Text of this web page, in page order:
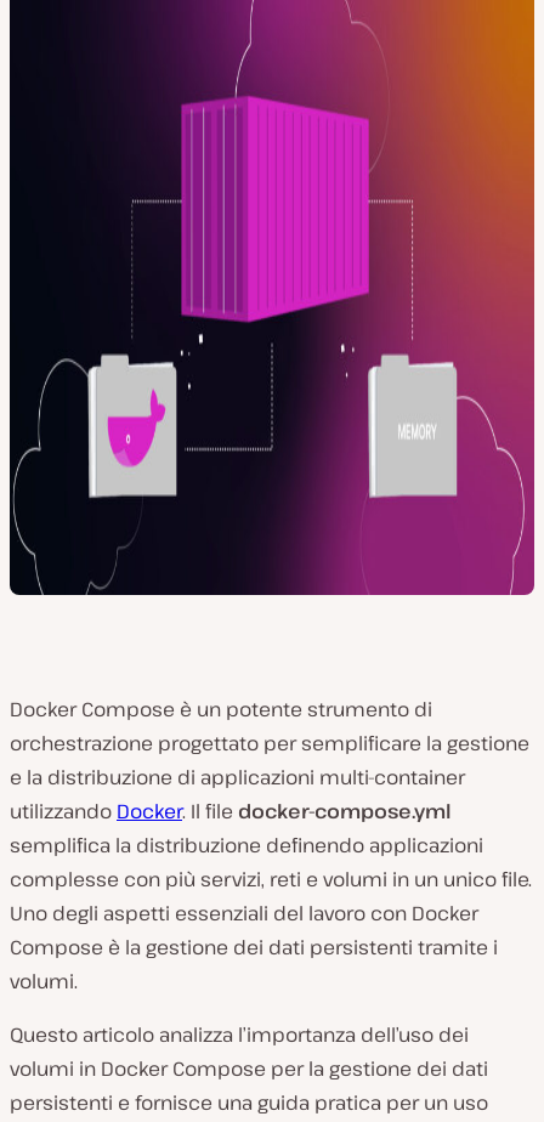
Docker Compose è un potente strumento di
orchestrazione progettato per semplificare la gestione
e la distribuzione di applicazioni multi-container
utilizzando Docker. Il file docker-compose.yml
semplifica la distribuzione definendo applicazioni
complesse con più servizi, reti e volumi in un unico file.
Uno degli aspetti essenziali del lavoro con Docker
Compose è la gestione dei dati persistenti tramite i
volumi.
Questo articolo analizza l’importanza dell’uso dei
volumi in Docker Compose per la gestione dei dati
persistenti e fornisce una guida pratica per un uso